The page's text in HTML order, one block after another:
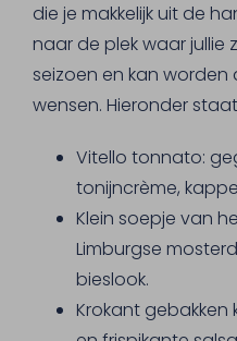
die je makkelijk uit de
naar de plek waar jullie
seizoen en kan
wensen. Hieronder
Vitello tonnato:
tonijncrème,
Klein soepje van
Limburgse
bieslook.
Krokant gebakken